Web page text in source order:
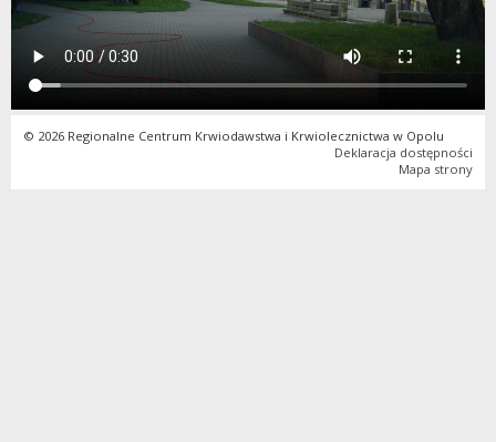
© 2026 Regionalne Centrum Krwiodawstwa i Krwiolecznictwa w Opolu
Deklaracja dostępności
Mapa strony